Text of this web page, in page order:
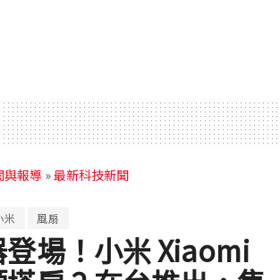
與報導 »最新科技新聞
米 風扇
場！小米 Xiaomi